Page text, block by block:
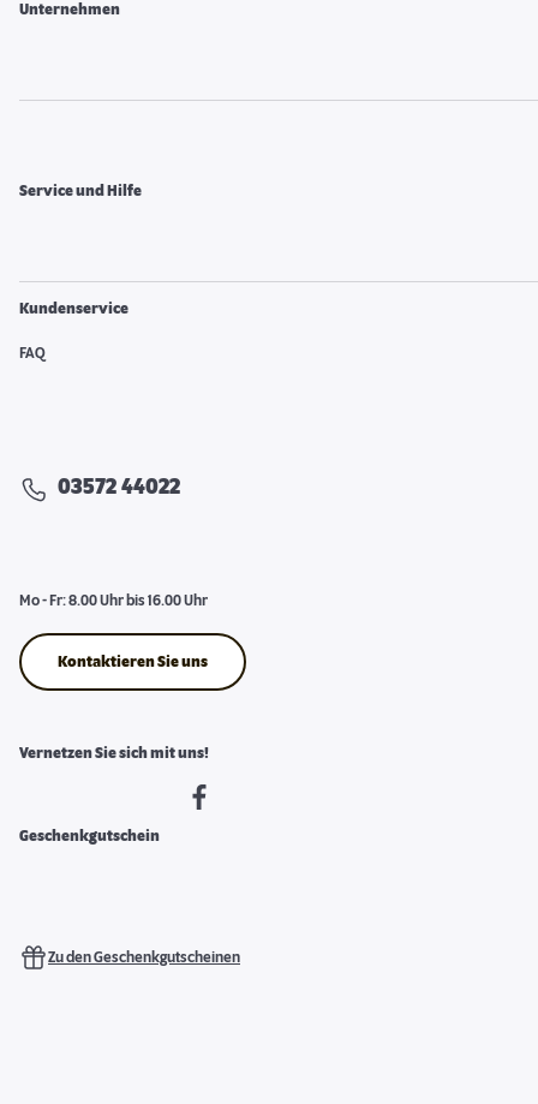
Unternehmen
Service und Hilfe
Kundenservice
FAQ
03572 44022
Mo - Fr: 8.00 Uhr bis 16.00 Uhr
Kontaktieren Sie uns
Vernetzen Sie sich mit uns!
Geschenkgutschein
Zu den Geschenkgutscheinen